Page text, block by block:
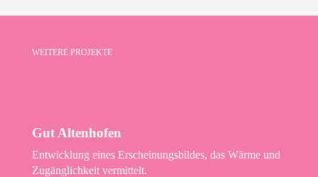
WEITERE PROJEKTE
Gut Altenhofen
Entwicklung eines Erscheinungsbildes, das Wärme und
Zugänglichkeit vermittelt.